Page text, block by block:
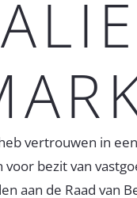
vertrouwen in
bezit van
aan de Raad van